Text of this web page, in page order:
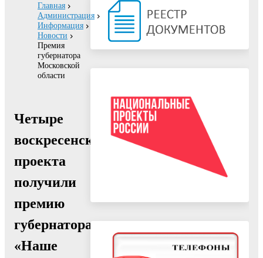
Главная
Администрация
Информация
Новости
Премия
губернатора
Московской
области
Четыре
воскресенских
проекта
получили
премию
губернатора
«Наше